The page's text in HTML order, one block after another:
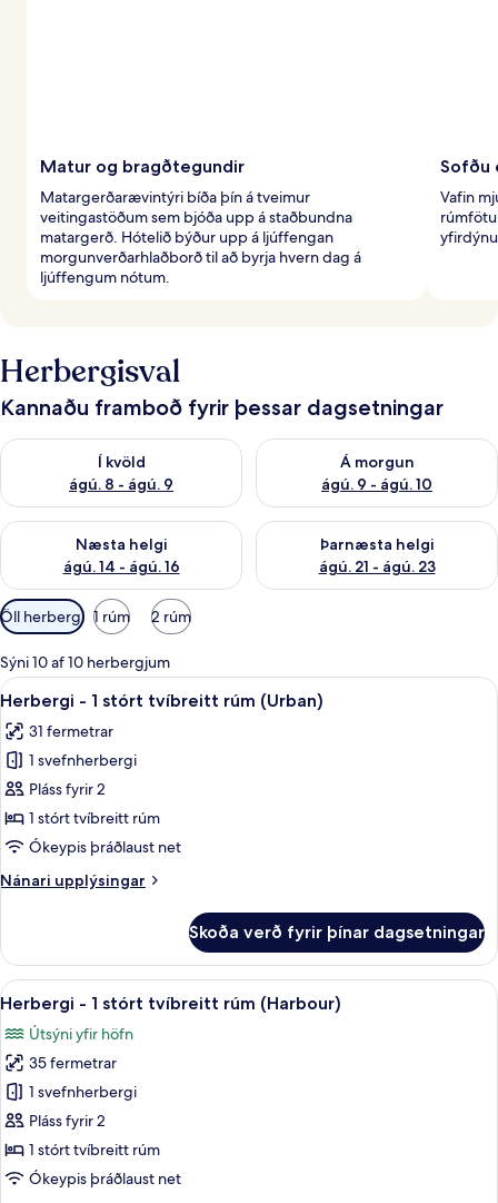
Matur og bragðtegundir
Matargerðarævintýri bíða þín á tveimur
veitingastöðum sem bjóða upp á staðbundna
matargerð. Hótelið býður upp á ljúffengan
morgunverðarhlaðborð til að byrja hvern dag á
ljúffengum nótum.
Sofðu
Vafin
Herbergisval
Kannaðu framboð fyrir þessar dagsetningar
Í kvöld
ágú. 8 - ágú. 9
Athuga framboð í kvöld ágú. 8 - ágú. 9
Á morgun
ágú. 9 - ágú. 10
Athuga framboð á morgun
Næsta helgi
ágú. 14 - ágú. 16
Athuga framboð næstu helgi ágú. 14 - ágú. 16
Þarnæsta helgi
ágú. 21 - ágú. 23
Athuga framboð þarnæstu
Síur
í
boði
fyrir
herbergi
Öll herbergi 1 rúm 2 rúm
Sýni 10 af 10 herbergjum
Skoða
allar
myndir
fyrir
Herbergi
-
1
tvíbreitt
Herbergi - 1 stórt tvíbreitt rúm
6
Herbergi - 1 stórt tvíbreitt rúm (Urban)
31 fermetrar
1 svefnherbergi
Pláss fyrir 2
1 stórt tvíbreitt rúm
Ókeypis þráðlaust net
Nánari upplýsingar
Nánari
-
stórt
tvíbreitt
rúm
(Urban)
Skoða verð fyrir þínar dagsetningar
Skoða
allar
myndir
fyrir
Herbergi
-
1
stórt
tvíbreitt
Rúmföt af bestu gerð, dúnsængur,
6
Herbergi - 1 stórt tvíbreitt rúm (Harbour)
Útsýni yfir höfn
35 fermetrar
1 svefnherbergi
Pláss fyrir 2
1 stórt tvíbreitt rúm
Ókeypis þráðlaust net